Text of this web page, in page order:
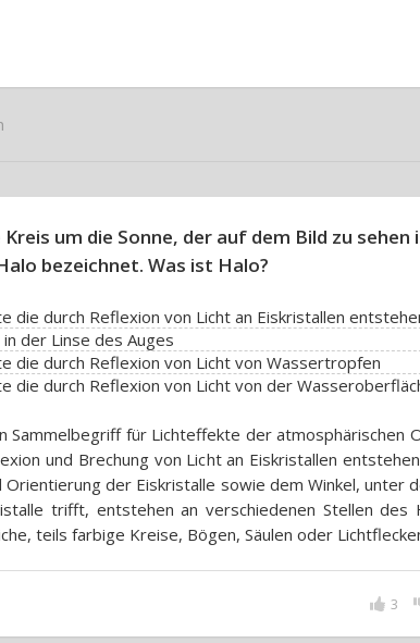
Kreis um die Sonne, der auf dem Bild zu sehen
bezeichnet. Was ist Halo?
die durch Reflexion von Licht an Eiskristallen
der Linse des Auges
die durch Reflexion von Licht von Wassertropfen
die durch Reflexion von Licht von der
Sammelbegriff für Lichteffekte der atmosphärischen
und Brechung von Licht an Eiskristallen
Orientierung der Eiskristalle sowie dem Winkel, unter
trifft, entstehen an verschiedenen Stellen des
teils farbige Kreise, Bögen, Säulen oder
3